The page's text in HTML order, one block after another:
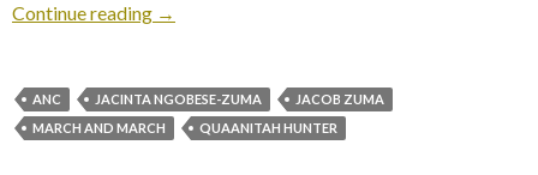
Continue reading →
ANC JACINTA NGOBESE-ZUMA
JACOB ZUMA
MARCH AND MARCH
QUAANITAH HUNTER